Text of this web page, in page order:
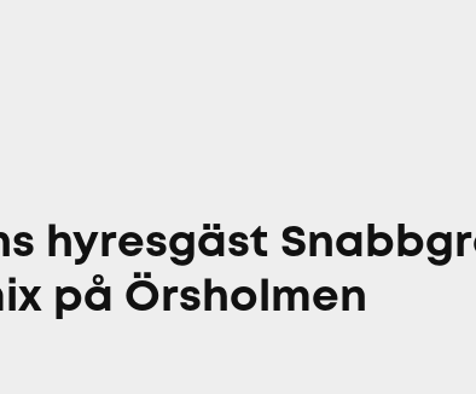
hyresgäst
på Örsholmen